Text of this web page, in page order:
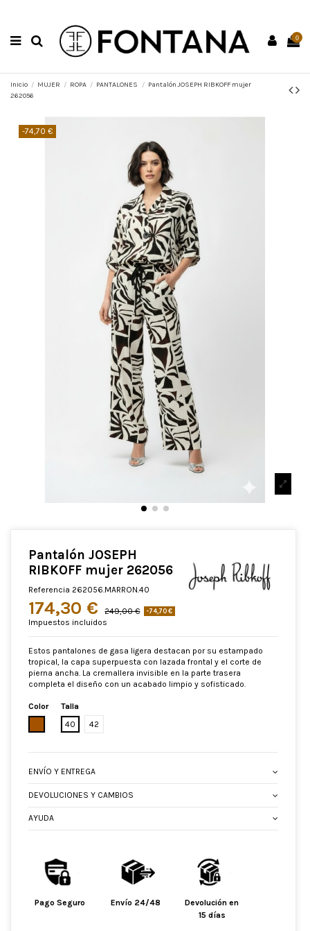
0
Inicio MUJER ROPA PANTALONES
Pantalón JOSEPH RIBKOFF mujer
262056
-74,70 €
Pantalón JOSEPH
RIBKOFF mujer 262056
Referencia 262056.MARRON.40
174,30 € 249,00 € -74,70 €
Impuestos incluidos
Estos pantalones de gasa ligera destacan por su estampado
tropical, la capa superpuesta con lazada frontal y el corte de
pierna ancha. La cremallera invisible en la parte trasera
completa el diseño con un acabado limpio y sofisticado.
Color
MARRON
Talla
40
42
ENVÍO Y ENTREGA
DEVOLUCIONES Y CAMBIOS
AYUDA
Pago Seguro Envío 24/48
Devolución en
15 días